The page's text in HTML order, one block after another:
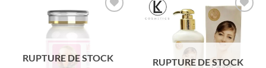
RUPTURE DE STOCK
Ajouter
à la liste
d’envies
RUPTURE DE STOCK